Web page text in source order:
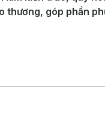
thương, góp phần